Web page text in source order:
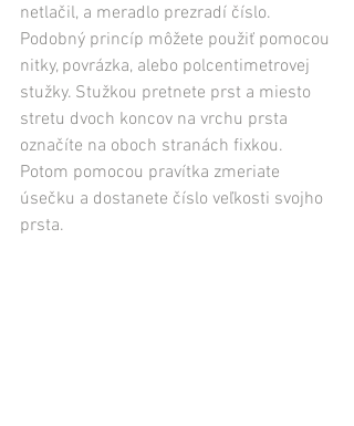
netlačil, a meradlo prezradí číslo.
Podobný princíp môžete použiť pomocou
nitky, povrázka, alebo polcentimetrovej
stužky. Stužkou pretnete prst a miesto
stretu dvoch koncov na vrchu prsta
označíte na oboch stranách fixkou.
Potom pomocou pravítka zmeriate
úsečku a dostanete číslo veľkosti svojho
prsta.